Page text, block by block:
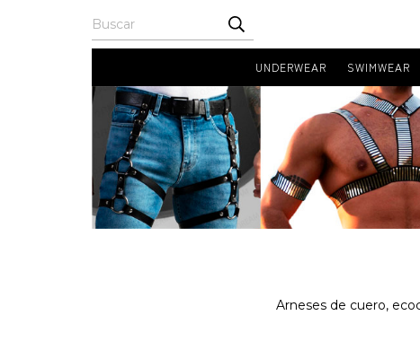
UNDERWEAR SWIMWEAR
Arneses de cuero,